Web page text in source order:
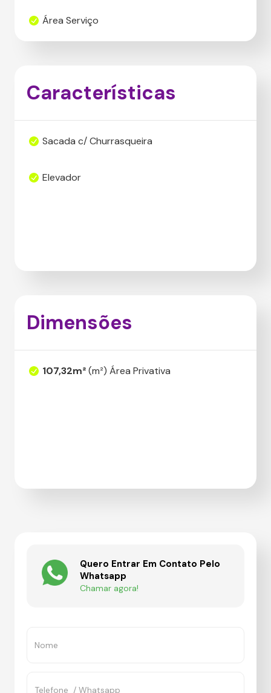
Área Serviço
Características
Sacada c/ Churrasqueira
Elevador
Dimensões
107,32m²(m²) Área Privativa
Quero Entrar Em Contato Pelo
Whatsapp
Chamar agora!